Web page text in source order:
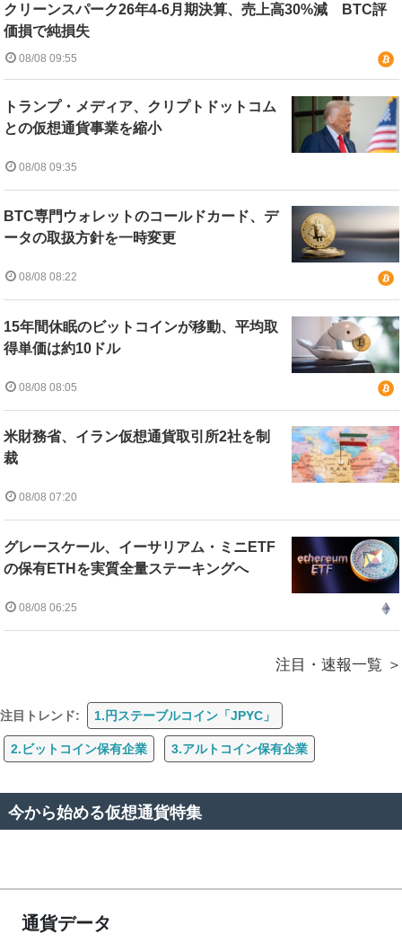
クリーンスパーク26年4-6月期決算、売上高30%減 BTC評
価損で純損失
08/08 09:55
トランプ・メディア、クリプトドットコム
との仮想通貨事業を縮小
08/08 09:35
BTC専門ウォレットのコールドカード、デ
ータの取扱方針を一時変更
08/08 08:22
15年間休眠のビットコインが移動、平均取
得単価は約10ドル
08/08 08:05
米財務省、イラン仮想通貨取引所2社を制
裁
08/08 07:20
グレースケール、イーサリアム・ミニETF
の保有ETHを実質全量ステーキングへ
08/08 06:25
注目・速報一覧
注目トレンド: 1.円ステーブルコイン「JPYC」
2.ビットコイン保有企業 3.アルトコイン保有企業
今から始める仮想通貨特集
通貨データ